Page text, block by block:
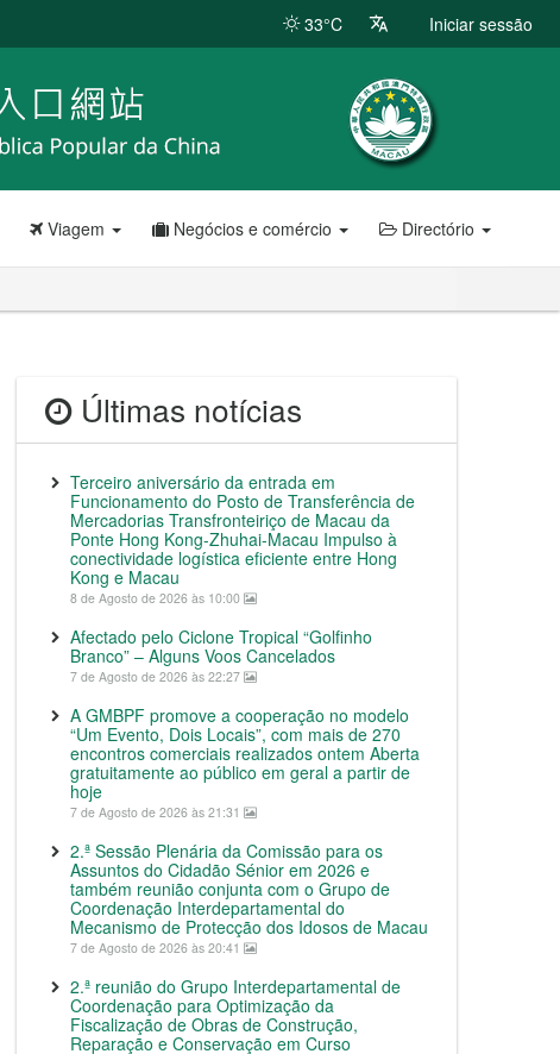
33°C Iniciar sessão
Viagem Negócios e comércio Directório
Últimas notícias
Terceiro aniversário da entrada em
Funcionamento do Posto de Transferência de
Mercadorias Transfronteiriço de Macau da
Ponte Hong Kong-Zhuhai-Macau Impulso à
conectividade logística eficiente entre Hong
Kong e Macau
8 de Agosto de 2026 às 10:00
Afectado pelo Ciclone Tropical “Golfinho
Branco” – Alguns Voos Cancelados
7 de Agosto de 2026 às 22:27
A GMBPF promove a cooperação no modelo
“Um Evento, Dois Locais”, com mais de 270
encontros comerciais realizados ontem Aberta
gratuitamente ao público em geral a partir de
hoje
7 de Agosto de 2026 às 21:31
2.ª Sessão Plenária da Comissão para os
Assuntos do Cidadão Sénior em 2026 e
também reunião conjunta com o Grupo de
Coordenação Interdepartamental do
Mecanismo de Protecção dos Idosos de Macau
7 de Agosto de 2026 às 20:41
2.ª reunião do Grupo Interdepartamental de
Coordenação para Optimização da
Fiscalização de Obras de Construção,
Reparação e Conservação em Curso